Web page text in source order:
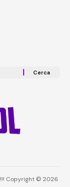
Copyright © 2026